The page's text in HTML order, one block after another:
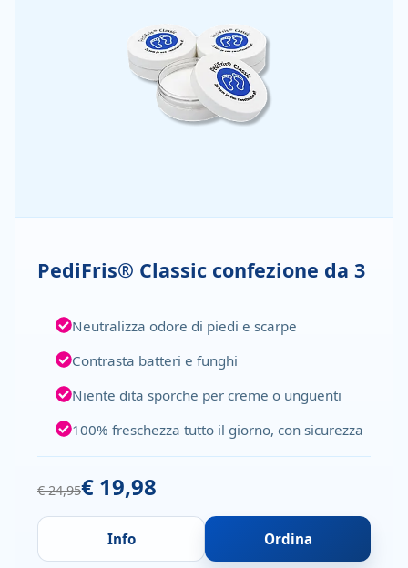
PediFris® Classic confezione da 3
Neutralizza odore di piedi e scarpe
Contrasta batteri e funghi
Niente dita sporche per creme o unguenti
100% freschezza tutto il giorno, con sicurezza
€ 24,95€ 19,98
Info Ordina